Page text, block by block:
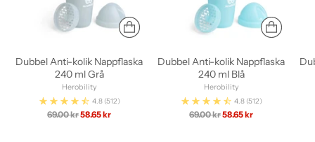
Dubbel Anti-kolik Nappflaska
240 ml Grå
Herobility
4.8 (512)
Ordinarie
69.00 kr58.65 kr
Dubbel Anti-kolik Nappflaska
240 ml Blå
Herobility
4.8 (512)
Ordinarie
69.00 kr58.65 kr